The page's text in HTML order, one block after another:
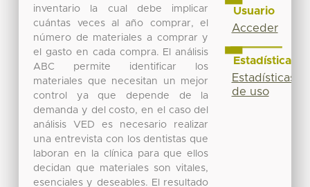
inventario la cual debe implicar
cuántas veces al año comprar, el
número de materiales a comprar y
el gasto en cada compra. El análisis
ABC permite identificar los
materiales que necesitan un mejor
control ya que depende de la
demanda y del costo, en el caso del
análisis VED es necesario realizar
una entrevista con los dentistas que
laboran en la clínica para que ellos
decidan que materiales son vitales,
esenciales y deseables. El resultado
Usuario
Acceder
Estadísticas
Estadísticas
de uso